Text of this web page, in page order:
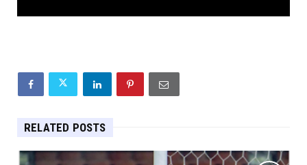
RELATED POSTS